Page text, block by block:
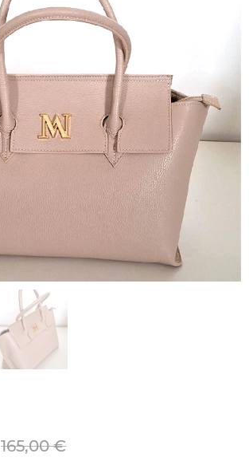
165,00€